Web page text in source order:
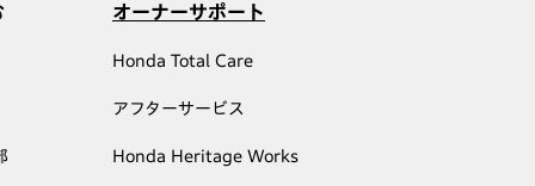
オーナーサポート
Honda Total Care
アフターサービス
Honda Heritage Works